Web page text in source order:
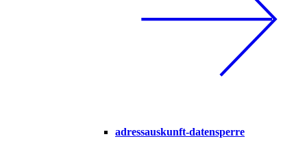
adressauskunft-datensperre